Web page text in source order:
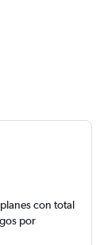
con total
por